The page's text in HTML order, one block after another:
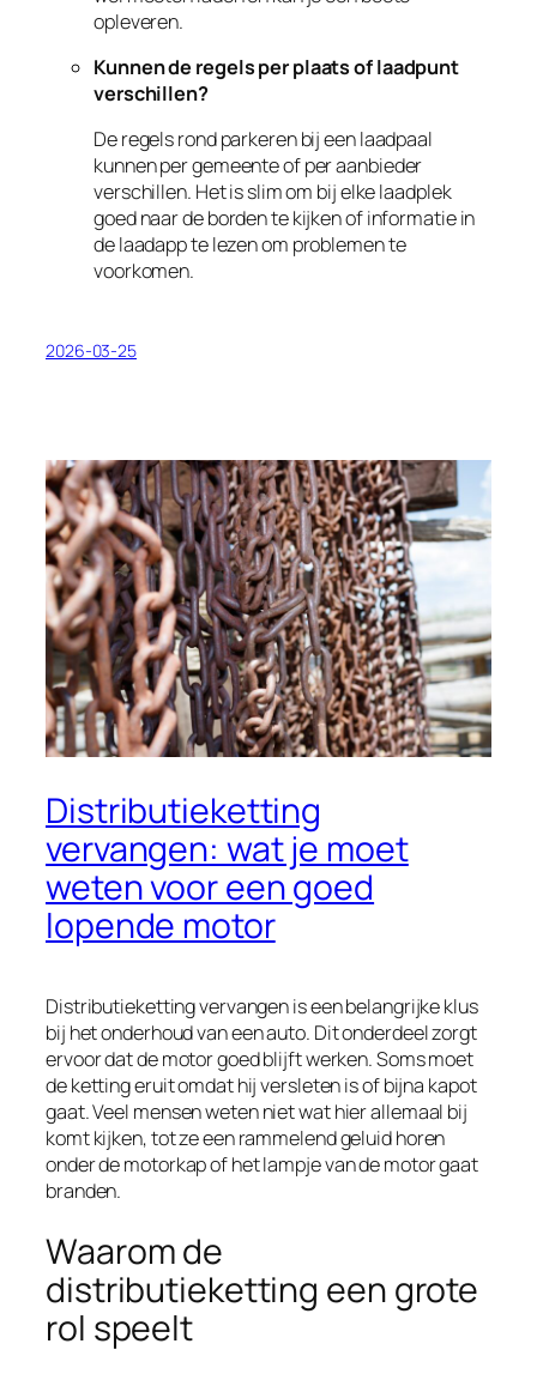
opleveren.
Kunnen de regels per plaats of laadpunt
verschillen?
De regels rond parkeren bij een laadpaal
kunnen per gemeente of per aanbieder
verschillen. Het is slim om bij elke laadplek
goed naar de borden te kijken of informatie in
de laadapp te lezen om problemen te
voorkomen.
2026-03-25
Distributieketting
vervangen: wat je moet
weten voor een goed
lopende motor
Distributieketting vervangen is een belangrijke klus
bij het onderhoud van een auto. Dit onderdeel zorgt
ervoor dat de motor goed blijft werken. Soms moet
de ketting eruit omdat hij versleten is of bijna kapot
gaat. Veel mensen weten niet wat hier allemaal bij
komt kijken, tot ze een rammelend geluid horen
onder de motorkap of het lampje van de motor gaat
branden.
Waarom de
distributieketting een grote
rol speelt